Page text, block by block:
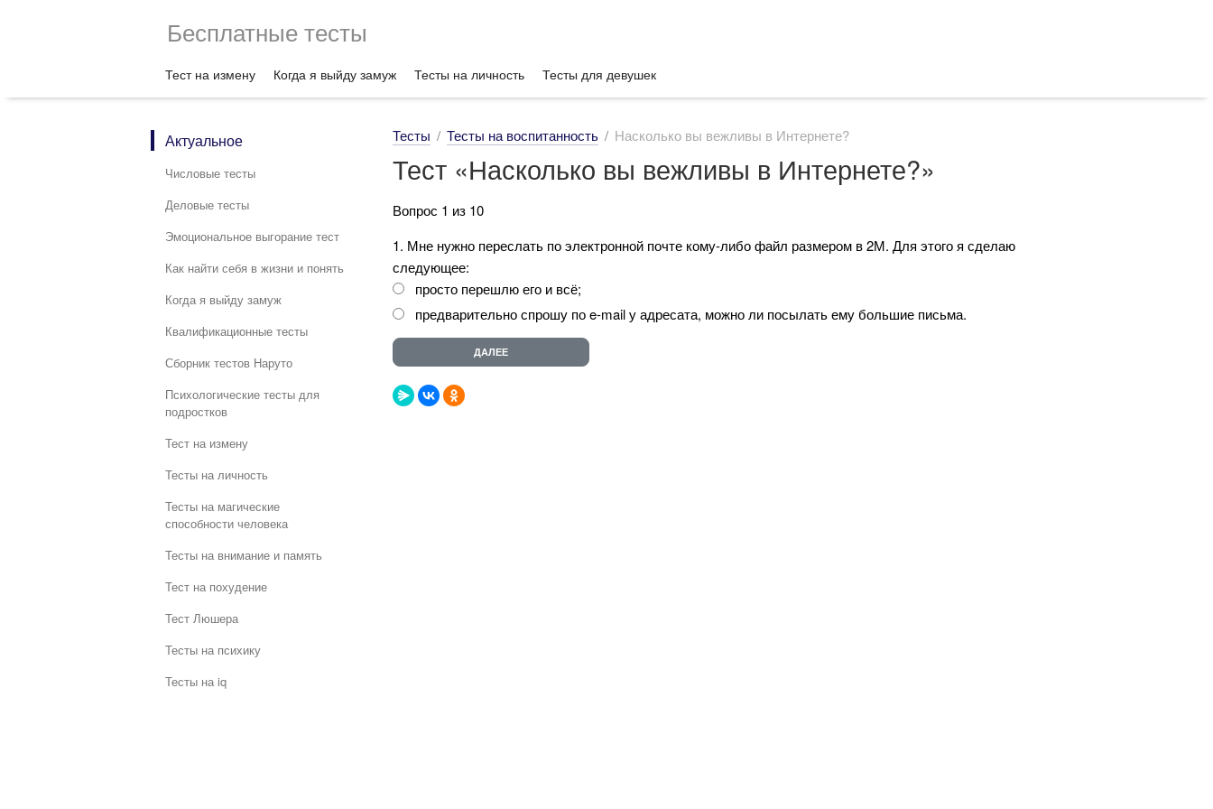
Бесплатные тесты
Тест на измену Когда я выйду замуж Тесты на личность Тесты для девушек
Актуальное
Числовые тесты
Деловые тесты
Эмоциональное выгорание тест
Как найти себя в жизни и понять
Когда я выйду замуж
Квалификационные тесты
Сборник тестов Наруто
Психологические тесты для
подростков
Тест на измену
Тесты на личность
Тесты на магические
способности человека
Тесты на внимание и память
Тест на похудение
Тест Люшера
Тесты на психику
Тесты на iq
Тесты Тесты на воспитанность Насколько вы вежливы в Интернете?
Тест «Насколько вы вежливы в Интернете?»
Вопрос 1 из 10
1. Мне нужно переслать по электронной почте кому-либо файл размером в 2М. Для этого я сделаю
следующее:
просто перешлю его и всё;
предварительно спрошу по e-mail у адресата, можно ли посылать ему большие письма.